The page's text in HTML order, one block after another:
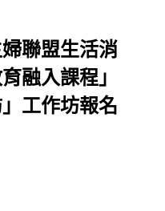
婦聯盟生活消
融入課程」
工作坊報名